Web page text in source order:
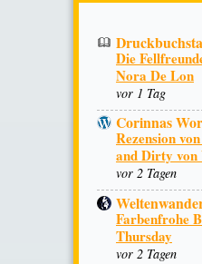
Die
Nora De Lon
vor 1 Tag
Corinnas
Rezension
and Dirty
vor 2 Tagen
Farbenfrohe
Thursday
vor 2 Tagen